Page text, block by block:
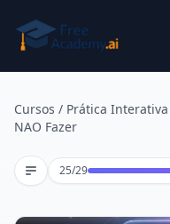
Cursos / Prática
NAO Fazer
25/29Lição 25 de 29